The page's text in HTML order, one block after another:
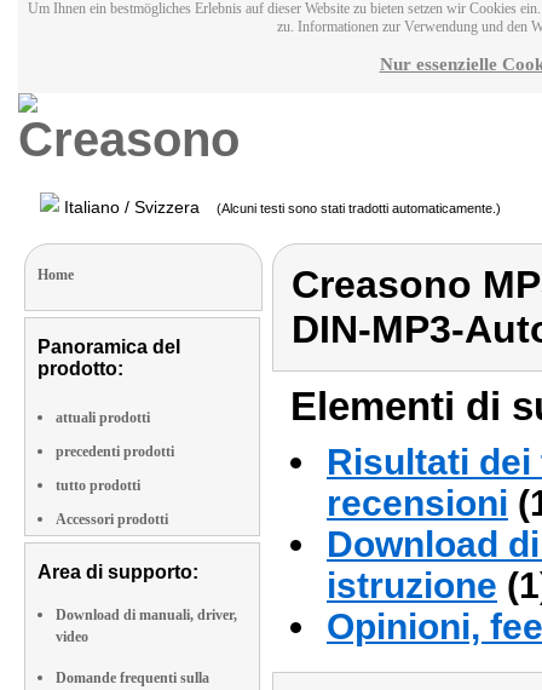
Um Ihnen ein bestmögliches Erlebnis auf dieser Website zu bieten setzen wir Cookies
zu. Informationen zur Verwendung und den
Nur essenzielle
Italiano / Svizzera (Alcuni testi sono stati tradotti automaticamente.)
Home
Panoramica del
prodotto:
attuali prodotti
precedenti prodotti
tutto prodotti
Accessori prodotti
Area di supporto:
Download di manuali, driver,
video
Domande frequenti sulla
Creasono
DIN-MP3-
Elementi di
Risultati
recensioni
Download
istruzione
Opinioni,